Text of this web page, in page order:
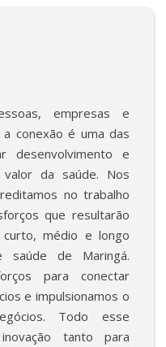
empresas e
conexão é uma das
desenvolvimento e
da saúde. Nos
no trabalho
que resultarão
médio e longo
saúde de Maringá.
para conectar
e impulsionamos o
Todo esse
tanto para